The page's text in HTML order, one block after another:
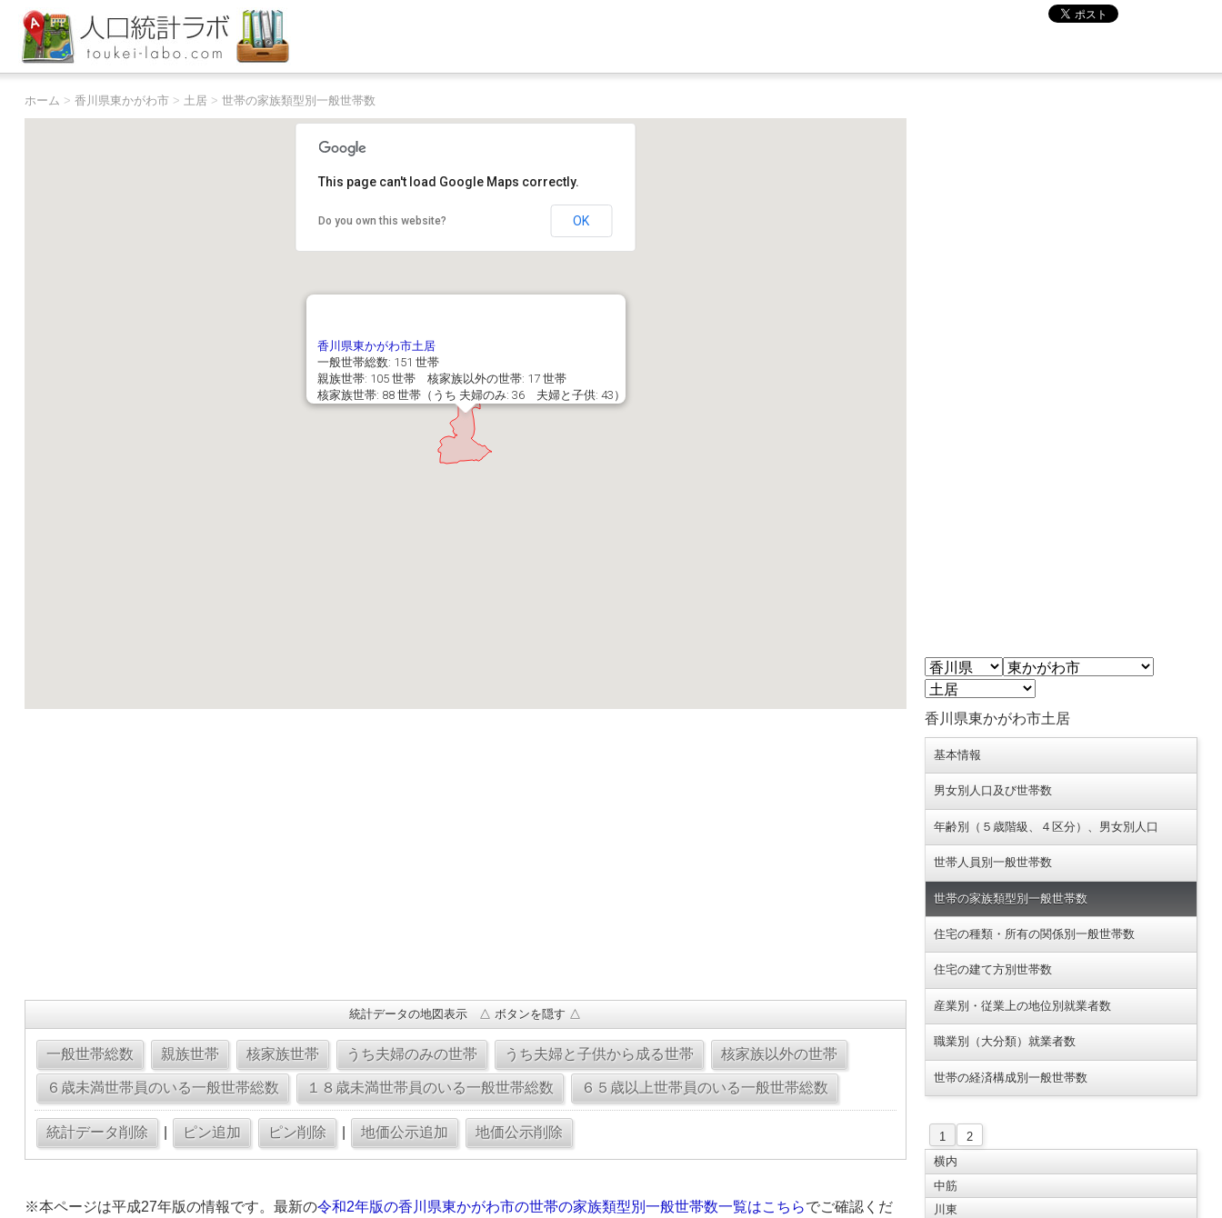
ホーム > 香川県東かがわ市> 土居 > 世帯の家族類型別一般世帯数
香川県東かがわ市土居
一般世帯総数: 151 世帯
親族世帯: 105 世帯 核家族以外の世帯: 17 世帯
核家族世帯: 88 世帯（うち 夫婦のみ: 36 夫婦と子供: 43）
This page can't load Google Maps correctly.
Do you own this website? OK
統計データの地図表示 △ ボタンを隠す △
※本ページは平成27年版の情報です。最新の令和2年版の香川県東かがわ市の世帯の家族類型別一般世帯数一覧はこちらでご確認くだ
香川県東かがわ市土居
基本情報
男女別人口及び世帯数
年齢別（５歳階級、４区分）、男女別人口
世帯人員別一般世帯数
世帯の家族類型別一般世帯数
住宅の種類・所有の関係別一般世帯数
住宅の建て方別世帯数
産業別・従業上の地位別就業者数
職業別（大分類）就業者数
世帯の経済構成別一般世帯数
1
2
横内
中筋
川東